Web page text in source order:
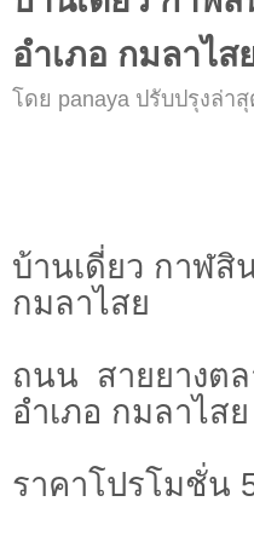
อำเภอ กมลาไ
โดย panaya ปรับปรุงล่า
บ้านเดี่ยว กาฬสิ
กมลาไสย
ถนน สายยางต
อำเภอ กมลาไส
ราคาโปรโมชั่น